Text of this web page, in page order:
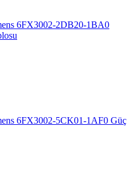
6FX3002-2DB20-1BA0
6FX3002-5CK01-1AF0 Güç